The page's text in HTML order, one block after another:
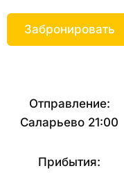
Забронировать
Отправление:
Саларьево 21:00
Прибытия: